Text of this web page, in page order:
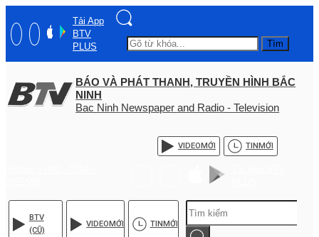
Tải App
BTV
PLUS
Tìm
BÁO VÀ PHÁT THANH, TRUYỀN HÌNH BẮC
NINH
Bac Ninh Newspaper and Radio - Television
VIDEOMỚI TINMỚI
BTV
(CŨ)
VIDEOMỚI TINMỚI